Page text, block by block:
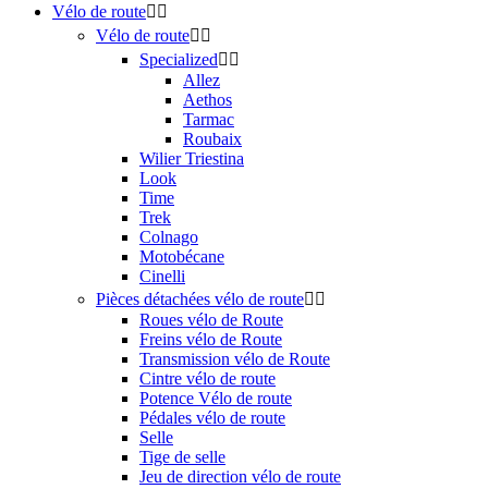
Vélo de route 
Vélo de route 
Specialized 
Allez
Aethos
Tarmac
Roubaix
Wilier Triestina
Look
Time
Trek
Colnago
Motobécane
Cinelli
Pièces détachées vélo de route 
Roues vélo de Route
Freins vélo de Route
Transmission vélo de Route
Cintre vélo de route
Potence Vélo de route
Pédales vélo de route
Selle
Tige de selle
Jeu de direction vélo de route